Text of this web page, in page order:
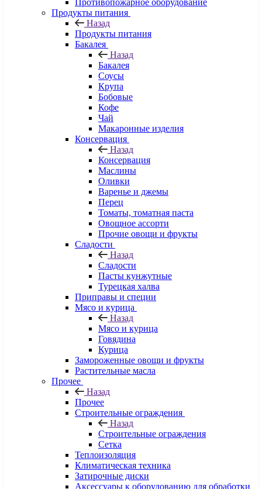
Противопожарное оборудование
Продукты питания
Назад
Продукты питания
Бакалея
Назад
Бакалея
Соусы
Крупа
Бобовые
Кофе
Чай
Макаронные изделия
Консервация
Назад
Консервация
Маслины
Оливки
Варенье и джемы
Перец
Томаты, томатная паста
Овощное ассорти
Прочие овощи и фрукты
Сладости
Назад
Сладости
Пасты кунжутные
Турецкая халва
Приправы и специи
Мясо и курица
Назад
Мясо и курица
Говядина
Курица
Замороженные овощи и фрукты
Растительные масла
Прочее
Назад
Прочее
Строительные ограждения
Назад
Строительные ограждения
Сетка
Теплоизоляция
Климатическая техника
Затирочные диски
Аксессуары к оборудованию для обработки